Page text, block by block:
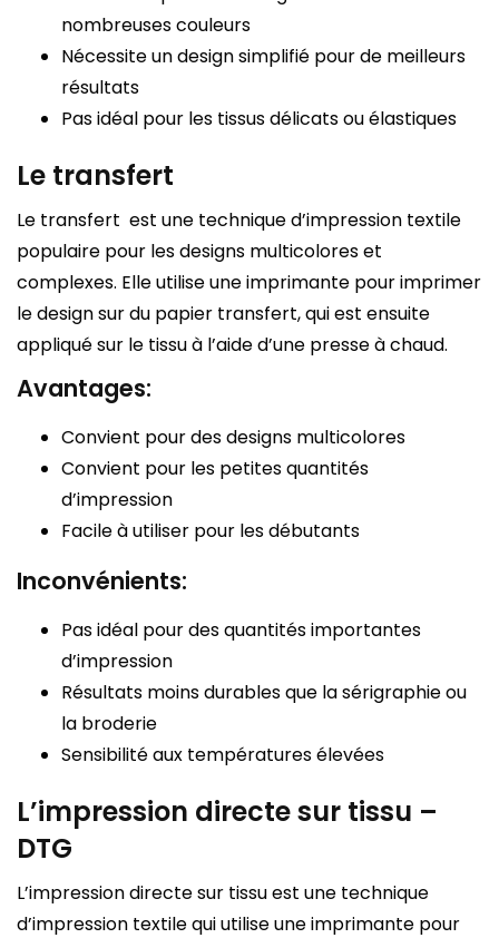
nombreuses couleurs
Nécessite un design simplifié pour de meilleurs
résultats
Pas idéal pour les tissus délicats ou élastiques
Le transfert
Le transfert est une technique d’impression textile
populaire pour les designs multicolores et
complexes. Elle utilise une imprimante pour imprimer
le design sur du papier transfert, qui est ensuite
appliqué sur le tissu à l’aide d’une presse à chaud.
Avantages:
Convient pour des designs multicolores
Convient pour les petites quantités
d’impression
Facile à utiliser pour les débutants
Inconvénients:
Pas idéal pour des quantités importantes
d’impression
Résultats moins durables que la sérigraphie ou
la broderie
Sensibilité aux températures élevées
L’impression directe sur tissu –
DTG
L’impression directe sur tissu est une technique
d’impression textile qui utilise une imprimante pour